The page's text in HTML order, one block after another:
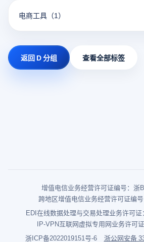
电商工具 （1）
返回 D 分组 查看全部标签
增值电信业务经营许可证编号：浙
跨地区增值电信业务经营许可证编
EDI在线数据处理与交易处理业务许可
IP-VPN互联网虚拟专用网业务许可
浙ICP备2022019151号-6
浙公网安备